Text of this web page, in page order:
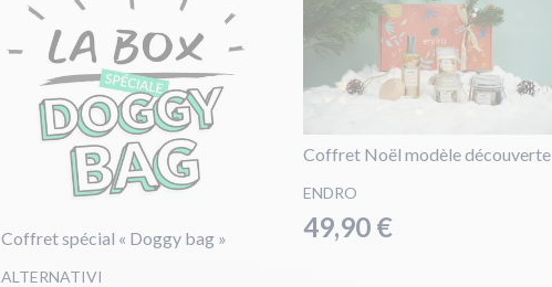
Coffret spécial « Doggy bag »
ALTERNATIVI
Coffret Noël modèle découverte
ENDRO
49,90 €